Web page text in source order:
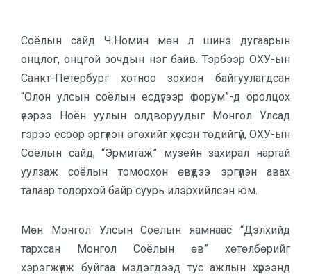
Соёлын сайд Ч.Номин мөн л шинэ дугаарын
онцлог, онцгой зочдын нэг байв. Тэрбээр ОХУ-ын
Санкт-Петербург хотноо зохион байгуулагдсан
“Олон улсын соёлын есдүгээр форум”-д оролцох
үеэрээ Ноён уулын олдворуудыг Монгол Улсад
гэрээ ёсоор эргүүлэн өгөхийг хүссэн төдийгүй, ОХУ-ын
Соёлын сайд, “Эрмитаж” музейн захирал нартай
уулзаж соёлын томоохон өвүүдээ эргүүлэн авах
талаар тодорхой байр суурь илэрхийлсэн юм.
Мөн Монгол Улсын Соёлын яамнаас “Дэлхийд
тархсан Монгол Соёлын өв” хөтөлбөрийг
хэрэгжүүлж буйгаа мэдэгдээд тус ажлын хүрээнд